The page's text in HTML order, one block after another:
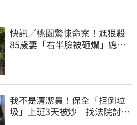
快訊／桃園驚悚命案！尪狠殺
85歲妻「右半臉被砸爛」媳報
我不是清潔員！保全「拒倒垃
圾」上班3天被炒 找法院討公